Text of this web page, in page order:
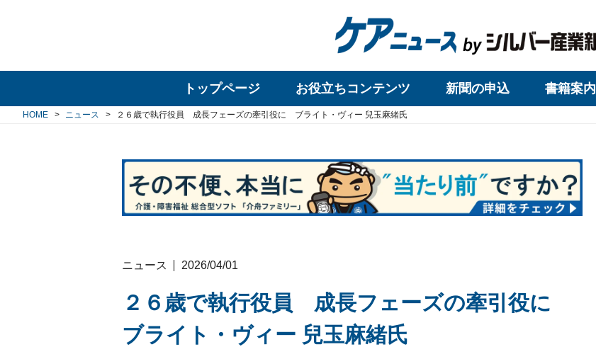
トップページ お役立ちコンテンツ 新聞の申込 書籍案内
HOME ニュース ２６歳で執行役員 成長フェーズの牽引役に ブライト・ヴィー 兒玉麻緒氏
ニュース 2026/04/01
２６歳で執行役員 成長フェーズの牽引役に
ブライト・ヴィー 兒玉麻緒氏